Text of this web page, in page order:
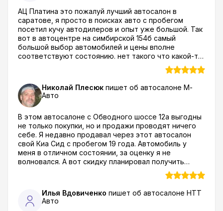
АЦ Платина это пожалуй лучший автосалон в
саратове, я просто в поисках авто с пробегом
посетил кучу автодилеров и опыт уже большой. Так
вот в автоцентре на симбирской 154б самый
большой выбор автомобилей и цены вполне
соответствуют состоянию. нет такого что какой-то
автохлам пытаются загнать за сумасшедшие бабки.
Выбрал себе киа к5 в отличном состоянии, еще и
комплект резины получил в подарок. Так что этого
дилера я спокойно рекомендую как своим друзьям
и знакомым так и тем кто читает отзывы об
автосалоне Платина и планирует к ним поехать.
Николай Плесюк пишет об автосалоне М-
Авто
В этом автосалоне с Обводного шоссе 12а выгодны
не только покупки, но и продажи проводят ничего
себе. Я недавно продавал через этот автосалон
свой Киа Сид с пробегом 19 года. Автомобиль у
меня в отличном состоянии, за оценку я не
волновался. А вот скидку планировал получить
неплохую. Так и вышло. Мне на покупку новой тачки
оформили 150 тысяч. Больше, чем в других
автосалонах в Тольятти. Авто взял выгодно, да и
мою тачку обменяли быстро, я доволен работой
автоцентра М Авто
Илья Вдовиченко пишет об автосалоне НТТ
Авто